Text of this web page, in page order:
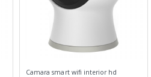
Camara smart wifi interior hd